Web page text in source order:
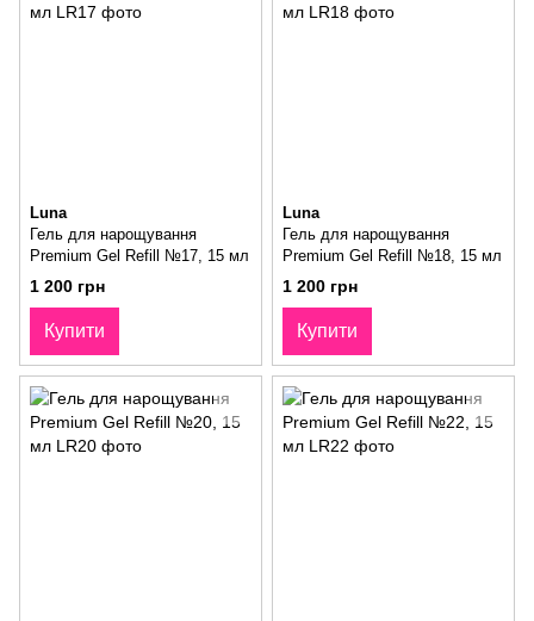
Luna
Гель для нарощування
Premium Gel Refill №17, 15 мл
1 200 грн
Купити
Luna
Гель для нарощування
Premium Gel Refill №18, 15 мл
1 200 грн
Купити